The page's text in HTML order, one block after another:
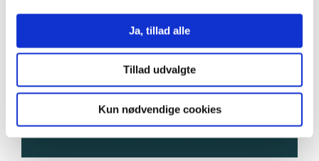
Ja, tillad alle
Tillad udvalgte
Kun nødvendige cookies
UCL Seebladsgade
Seebladsgade 1
5000 Odense C
Oversigt over campus